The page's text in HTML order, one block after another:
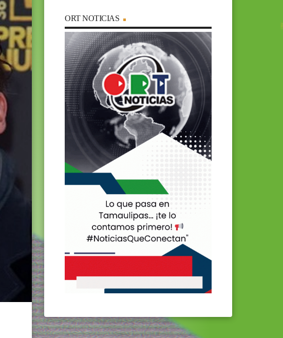
ORT NOTICIAS